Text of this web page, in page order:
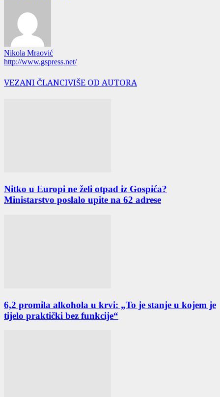
Nikola Mraović
http://www.gspress.net/
VEZANI ČLANCIVIŠE OD AUTORA
Nitko u Europi ne želi otpad iz Gospića?
Ministarstvo poslalo upite na 62 adrese
6,2 promila alkohola u krvi: „To je stanje u kojem je
tijelo praktički bez funkcije“